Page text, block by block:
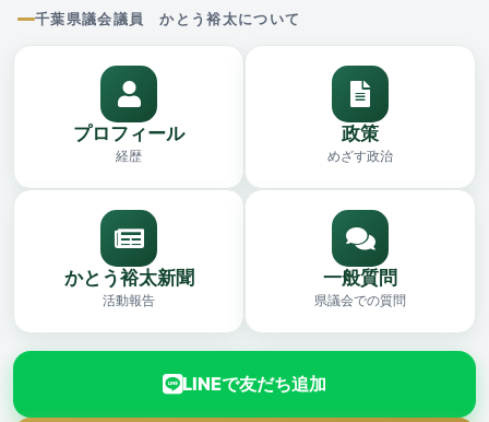
千葉県議会議員 かとう裕太について
プロフィール
経歴
政策
めざす政治
かとう裕太新聞
活動報告
一般質問
県議会での質問
LINEで友だち追加